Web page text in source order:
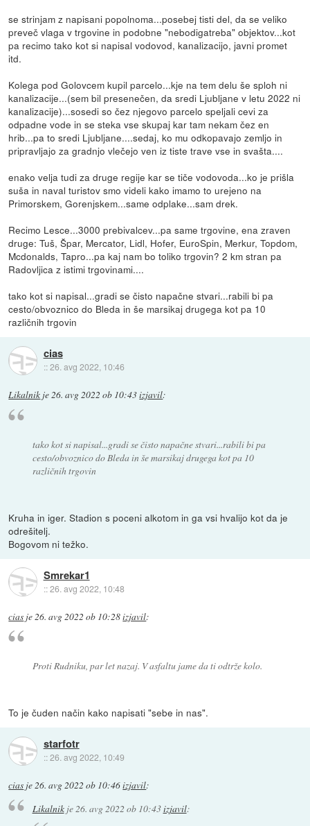
se strinjam z napisani popolnoma...posebej tisti del, da se veliko
preveč vlaga v trgovine in podobne "nebodigatreba" objektov...kot
pa recimo tako kot si napisal vodovod, kanalizacijo, javni promet
itd.
Kolega pod Golovcem kupil parcelo...kje na tem delu še sploh ni
kanalizacije...(sem bil presenečen, da sredi Ljubljane v letu 2022 ni
kanalizacije)...sosedi so čez njegovo parcelo speljali cevi za
odpadne vode in se steka vse skupaj kar tam nekam čez en
hrib...pa to sredi Ljubljane....sedaj, ko mu odkopavajo zemljo in
pripravljajo za gradnjo vlečejo ven iz tiste trave vse in svašta....
enako velja tudi za druge regije kar se tiče vodovoda...ko je prišla
suša in naval turistov smo videli kako imamo to urejeno na
Primorskem, Gorenjskem...same odplake...sam drek.
Recimo Lesce...3000 prebivalcev...pa same trgovine, ena zraven
druge: Tuš, Špar, Mercator, Lidl, Hofer, EuroSpin, Merkur, Topdom,
Mcdonalds, Tapro...pa kaj nam bo toliko trgovin? 2 km stran pa
Radovljica z istimi trgovinami....
tako kot si napisal...gradi se čisto napačne stvari...rabili bi pa
cesto/obvoznico do Bleda in še marsikaj drugega kot pa 10
različnih trgovin
cias
::26. avg 2022, 10:46
Likalnik je26. avg 2022 ob 10:43izjavil:
tako kot si napisal...gradi se čisto napačne stvari...rabili bi pa
cesto/obvoznico do Bleda in še marsikaj drugega kot pa 10
različnih trgovin
Kruha in iger. Stadion s poceni alkotom in ga vsi hvalijo kot da je
odrešitelj.
Bogovom ni težko.
Smrekar1
::26. avg 2022, 10:48
cias je26. avg 2022 ob 10:28izjavil:
Proti Rudniku, par let nazaj. V asfaltu jame da ti odtrže kolo.
To je čuden način kako napisati "sebe in nas".
starfotr
::26. avg 2022, 10:49
cias je26. avg 2022 ob 10:46izjavil:
Likalnikje 26. avg 2022 ob 10:43izjavil: